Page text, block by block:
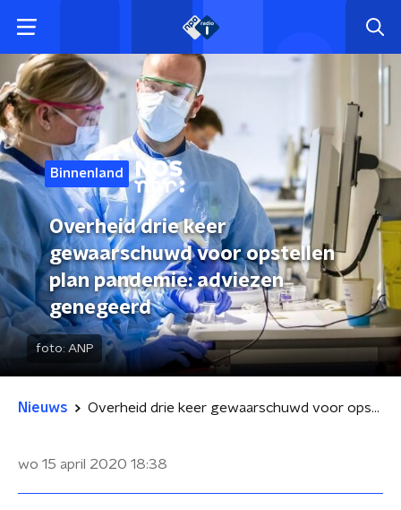
Binnenland
Overheid drie keer
gewaarschuwd voor opstellen
plan pandemie: adviezen
genegeerd
foto: ANP
Nieuws Overheid drie keer gewaarschuwd voor opstellen plan pandemie: adviezen genegeerd
wo 15 april 2020 18:38